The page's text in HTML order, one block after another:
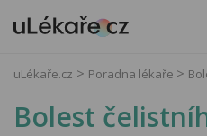
uLékaře.cz Poradna lékaře
Bolest